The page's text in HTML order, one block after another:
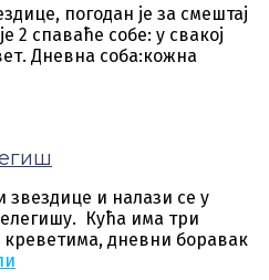
погодан је за смештај
2 спаваће собе: у свакој
Дневна соба:кожна
звездице и налази се у
Кућа има три
дневни боравак